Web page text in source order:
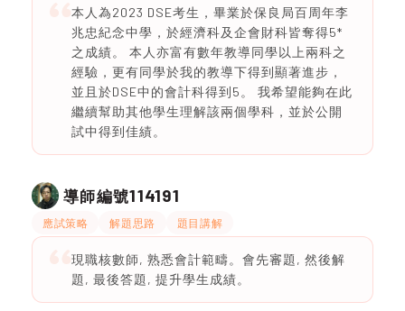
本人為2023 DSE考生，畢業於保良局百周年李
兆忠紀念中學，於經濟科及企會財科皆奪得5*
之成績。 本人亦富有數年教導同學以上兩科之
經驗，更有同學於我的教導下得到顯著進步，
並且於DSE中的會計科得到5。 我希望能夠在此
繼續幫助其他學生理解該兩個學科，並於公開
試中得到佳績。
導師編號114191
應試策略 解題思路 題目講解
現職核數師, 熟悉會計範疇。會先審題, 然後解
題, 最後答題, 提升學生成績。